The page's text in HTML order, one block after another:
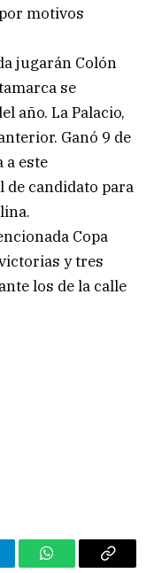
motivos
jugarán Colón
se
año. La Palacio,
Ganó 9 de
a este
candidato para
Copa
y tres
los de la calle
WhatsAppCopy